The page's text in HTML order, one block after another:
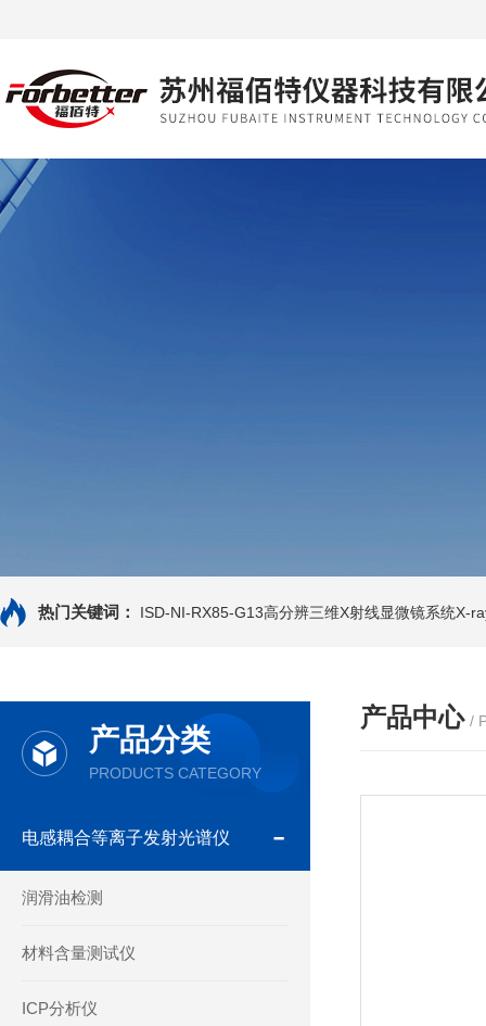
热门关键词： ISD-NI-RX85-G13高分辨三维X射线显微镜系统X-
产品分类
PRODUCTS CATEGORY
电感耦合等离子发射光谱仪
润滑油检测
材料含量测试仪
ICP分析仪
产品中心 /